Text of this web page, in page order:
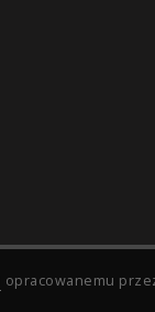
opracowanemu